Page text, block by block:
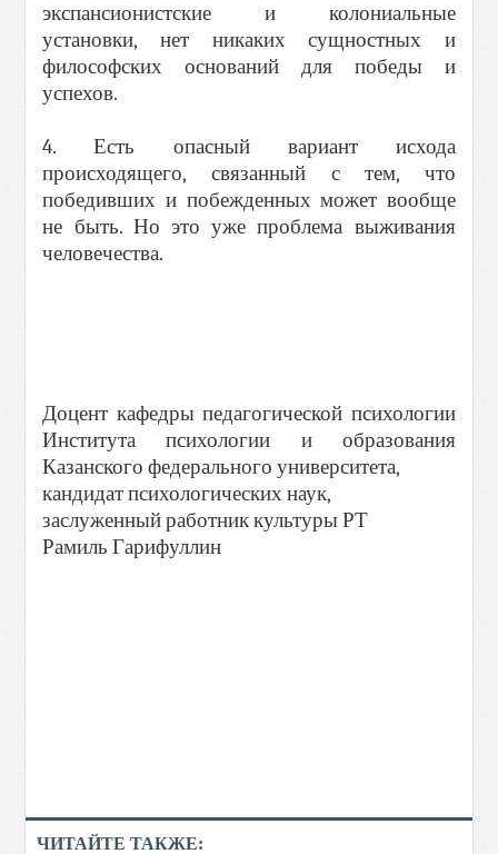
экспансионистские и колониальные
установки, нет никаких сущностных и
философских оснований для победы и
успехов.
4. Есть опасный вариант исхода
происходящего, связанный с тем, что
победивших и побежденных может вообще
не быть. Но это уже проблема выживания
человечества.
Доцент кафедры педагогической психологии
Института психологии и образования
Казанского федерального университета,
кандидат психологических наук,
заслуженный работник культуры РТ
Рамиль Гарифуллин
ЧИТАЙТЕ ТАКЖЕ: